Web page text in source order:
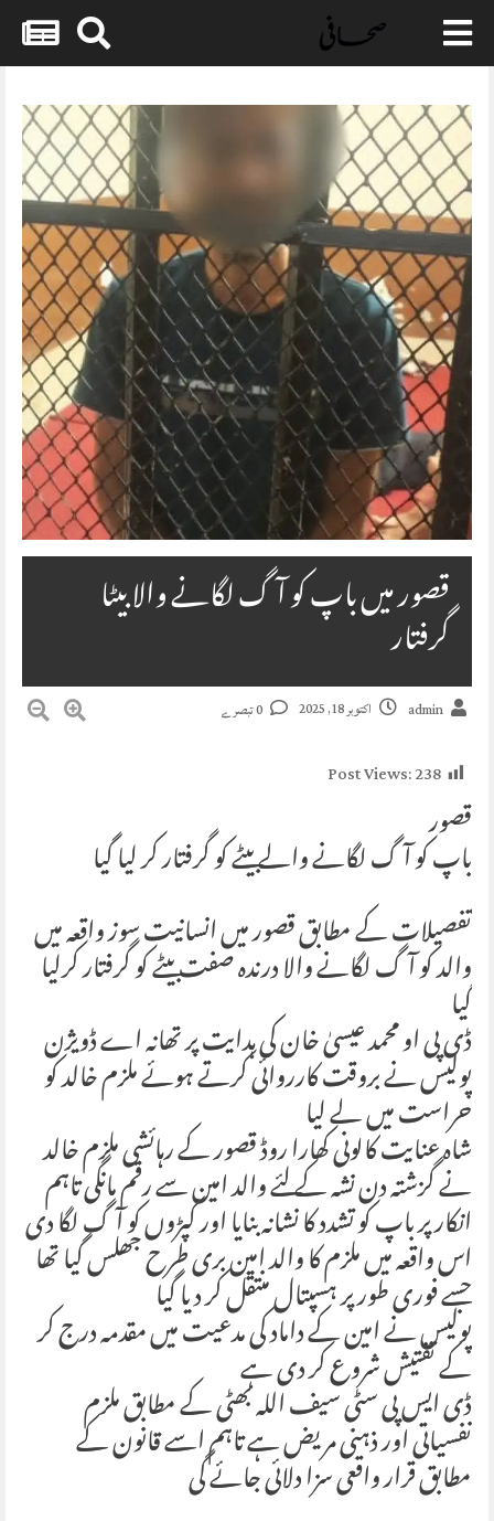
Skip
content
قصور میں باپ کو آگ لگانے والا بیٹا
گرفتار
admin اکتوبر 18, 2025
Post Views:238
قصور
باپ کو آگ لگانے والے بیٹے کو گرفتار کر لیا گیا
تفصیلات کے مطابق قصور میں انسانیت سوز واقعہ میں
والد کو آگ لگانے والا درندہ صفت بیٹے کو گرفتار کرلیا
گیا
ڈی پی او محمد عیسیٰ خان کی ہدایت پر تھانہ اے ڈویژن
پولیس نے بروقت کارروائی کرتے ہوئے ملزم خالد کو
حراست میں لے لیا
شاہ عنایت کالونی کھارا روڈ قصور کے رہائشی ملزم خالد
نے گزشتہ دن نشہ کے لئے والد امین سے رقم مانگی تاہم
انکار پر باپ کو تشدد کا نشانہ بنایا اور کپڑوں کو آگ لگا دی
اس واقعہ میں ملزم کا والد امین بری طرح جھلس گیا تھا
جسے فوری طور پر ہسپتال منتقل کر دیا گیا
پولیس نے امین کے داماد کی مدعیت میں مقدمہ درج کر
کے تفتیش شروع کر دی ہے
ڈی ایس پی سٹی سیف اللہ بھٹی کے مطابق ملزم
نفسیاتی اور ذہنی مریض ہے تاہم اسے قانون کے
مطابق قرار واقعی سزا دلائی جائے گی